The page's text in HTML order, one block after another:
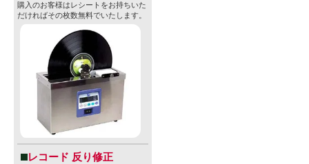
購入のお客様はレシートをお持ちいた
だければその枚数無料でいたします。
レコード 反り修正